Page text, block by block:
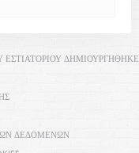
ΕΣΤΙΑΤΟΡΊΟΥ ΔΗΜΙΟΥΡΓΉΘΗΚΕ
((ΑΝΟΊΓΕΙ ΣΕ ΝΈΟ ΠΑΡΆΘΥΡΟ))
ΣΕ ΝΈΟ ΠΑΡΆΘΥΡΟ))
ΔΕΔΟΜΈΝΩΝ((ΑΝΟΊΓΕΙ ΣΕ